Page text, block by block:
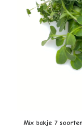
Mix bakje 7